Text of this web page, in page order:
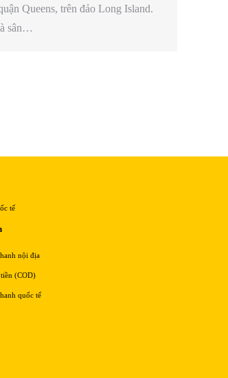
Queens, trên đảo Long Island.
sân…
tế
nội địa
(COD)
quốc tế